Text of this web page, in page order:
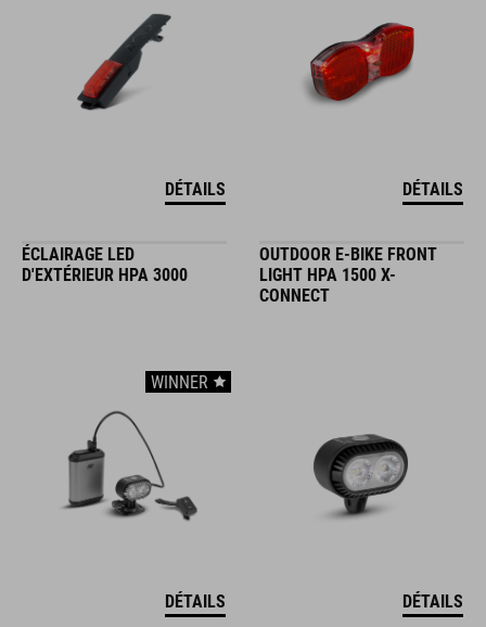
DÉTAILS DÉTAILS
ÉCLAIRAGE LED
D'EXTÉRIEUR HPA 3000
WINNER
DÉTAILS
OUTDOOR E-BIKE FRONT
LIGHT HPA 1500 X-
CONNECT
DÉTAILS